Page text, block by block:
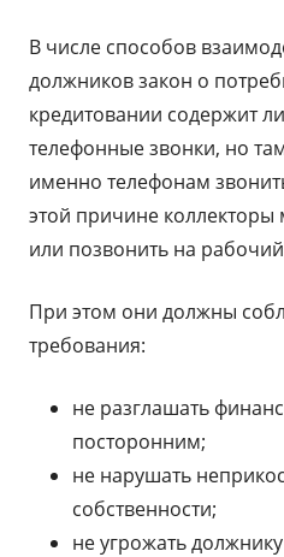
В числе способов
должников закон о
кредитовании содержит
телефонные звонки, но
именно телефонам
этой причине коллекторы
или позвонить на
При этом они должны
требования:
не разглашать
посторонним;
не нарушать
собственности;
не угрожать